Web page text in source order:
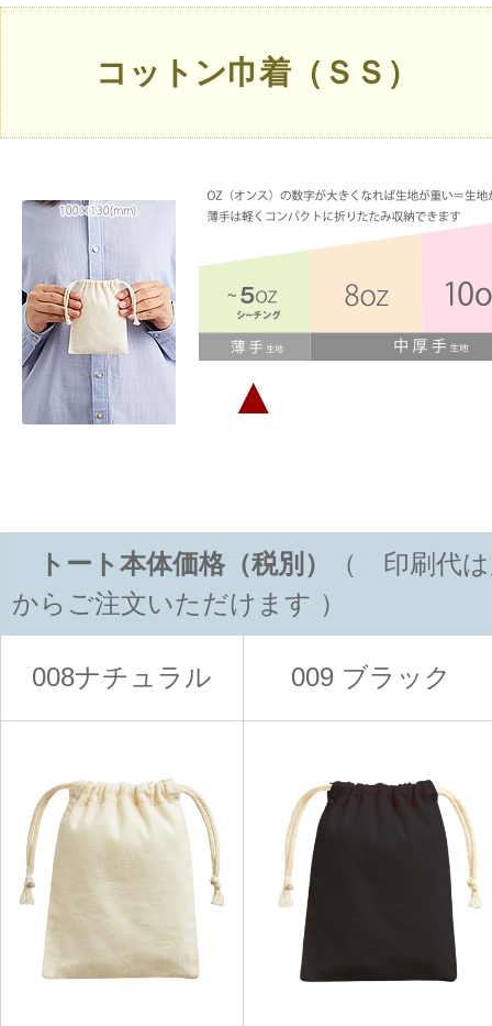
コットン巾着（ＳＳ）
▲
トート本体価格（税別）
（ 印刷代
からご注文いただけます ）
008ナチュラル 009 ブラック